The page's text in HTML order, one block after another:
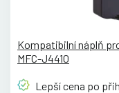
Kompatibilní náplň
MFC-J4410
Lepší cena po